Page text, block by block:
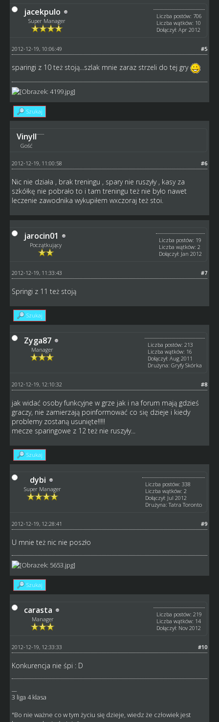
jacekpulo
Super Manager
Liczba postów: 706
Liczba wątków: 10
Dołączył: Apr 2012
#5
2012-12-19, 10:06:49
sparingi z 10 też stoją...szlak mnie zaraz strzeli do tej gry
Szukaj
Vinyll
Gość
#6
2012-12-19, 11:00:58
Nic nie działa , brak treningu , spary nie ruszyły , kasy za
szkółkę nie pobrało to i tam treningu też nie było nawet
leczenie zawodnika wykupiłem wxczoraj też stoi.
jarocin01
Początkujący
Liczba postów: 19
Liczba wątków: 2
Dołączył: Jan 2012
#7
2012-12-19, 11:33:43
Springi z 11 też stoją
Szukaj
Zyga87
Manager
Liczba postów: 213
Liczba wątków: 16
Dołączył: Aug 2011
Drużyna: Gryfy Skórka
#8
2012-12-19, 12:10:32
jak widać osoby funkcyjne w grze jak i na forum mają gdzieś
graczy, nie zamierzają poinformować co się dzieje i kiedy
problemy zostaną usunięte!!!!!
mecze sparingowe z 12 też nie ruszyły...
Szukaj
dybi
Super Manager
Liczba postów: 338
Liczba wątków: 2
Dołączył: Jul 2012
Drużyna: Tatra Toronto
#9
2012-12-19, 12:28:41
U mnie też nic nie poszło
Szukaj
carasta
Manager
Liczba postów: 219
Liczba wątków: 14
Dołączył: Nov 2012
#10
2012-12-19, 12:33:33
Konkurencja nie śpi : D
3 liga 4 klasa
"Bo nie ważne co w tym życiu się dzieje, wiedz że człowiek jest